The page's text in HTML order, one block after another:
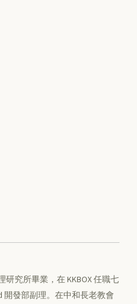
研究所畢業，在 KKBOX 任職七
開發部副理。在中和長老教會